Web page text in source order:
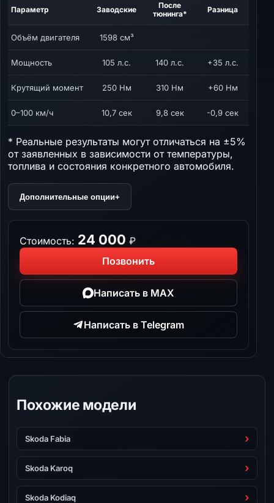
Параметр Заводские
После
тюнинга*
Разница
Объём двигателя 1598 см³
Мощность 105 л.с. 140 л.с. +35 л.с.
Крутящий момент 250 Нм 310 Нм +60 Нм
0–100 км/ч 10,7 сек 9,8 сек -0,9 сек
* Реальные результаты могут отличаться на ±5%
от заявленных в зависимости от температуры,
топлива и состояния конкретного автомобиля.
Дополнительные опции+
Стоимость: 24 000 ₽
Позвонить
Написать в MAX
Написать в Telegram
Похожие модели
Skoda Fabia
Skoda Karoq
Skoda Kodiaq